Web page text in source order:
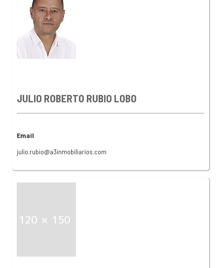
JULIO ROBERTO RUBIO LOBO
Email
julio.rubio@a3inmobiliarios.com